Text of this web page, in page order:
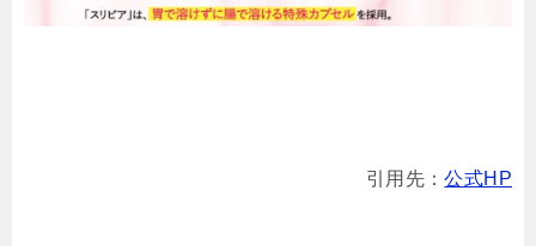
引用先：公式HP